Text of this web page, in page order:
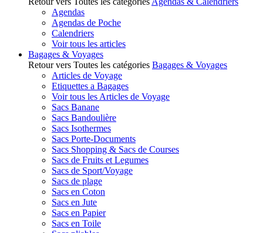
Agendas
Agendas de Poche
Calendriers
Voir tous les articles
Bagages & Voyages
Retour vers Toutes les catégories Bagages & Voyages
Articles de Voyage
Etiquettes a Bagages
Voir tous les Articles de Voyage
Sacs Banane
Sacs Bandoulière
Sacs Isothermes
Sacs Porte-Documents
Sacs Shopping & Sacs de Courses
Sacs de Fruits et Legumes
Sacs de Sport/Voyage
Sacs de plage
Sacs en Coton
Sacs en Jute
Sacs en Papier
Sacs en Toile